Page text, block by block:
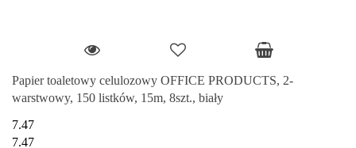
Papier toaletowy celulozowy OFFICE PRODUCTS, 2-
warstwowy, 150 listków, 15m, 8szt., biały
7.47
7.47